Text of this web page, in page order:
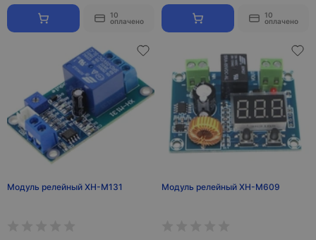
10
оплачено
10
оплачено
Модуль релейный XH-M131 Модуль релейный XH-M609